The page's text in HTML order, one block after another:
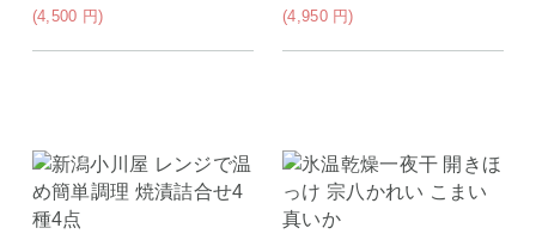
(4,500 円)
(4,950 円)